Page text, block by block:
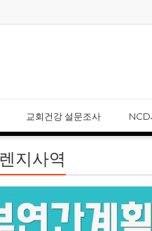
교회건강 설문조사 NCD
지사역